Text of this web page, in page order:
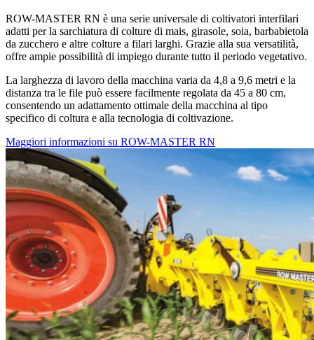
ROW-MASTER RN è una serie universale di coltivatori interfilari
adatti per la sarchiatura di colture di mais, girasole, soia, barbabietola
da zucchero e altre colture a filari larghi. Grazie alla sua versatilità,
offre ampie possibilità di impiego durante tutto il periodo vegetativo.
La larghezza di lavoro della macchina varia da 4,8 a 9,6 metri e la
distanza tra le file può essere facilmente regolata da 45 a 80 cm,
consentendo un adattamento ottimale della macchina al tipo
specifico di coltura e alla tecnologia di coltivazione.
Maggiori informazioni su ROW-MASTER RN